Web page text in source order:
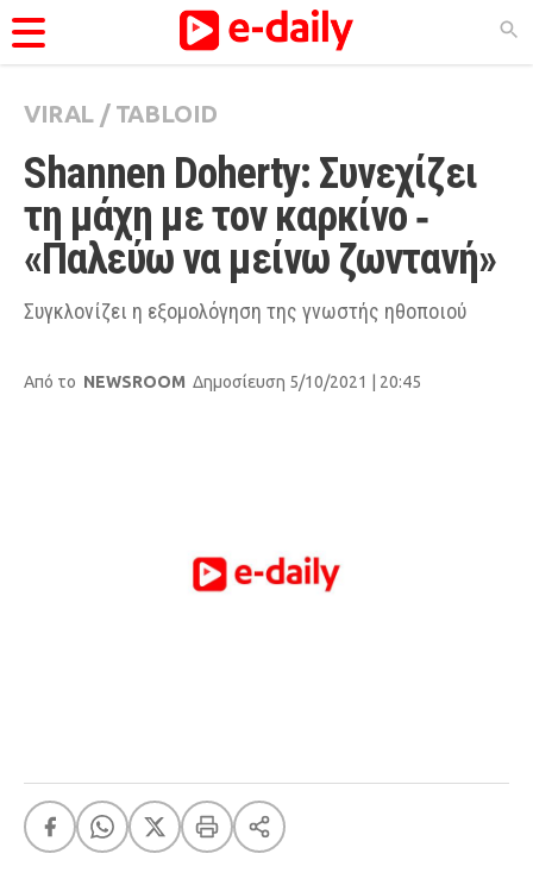
ΚΑΤΗΓΟΡΊΕΣ
Ειδήσεις
Θέματα
Videos
Podcasts
Life
A-List LGBTQI+
VIRAL / TABLOID
Shannen Doherty: Συνεχίζει
τη μάχη με τον καρκίνο ‑
«Παλεύω να μείνω ζωντανή»
Συγκλονίζει η εξομολόγηση της γνωστής ηθοποιού
Από το NEWSROOM Δημοσίευση 5/10/2021 | 20:45